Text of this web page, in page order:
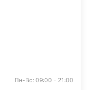
Пн-Вс: 09:00 - 21:00